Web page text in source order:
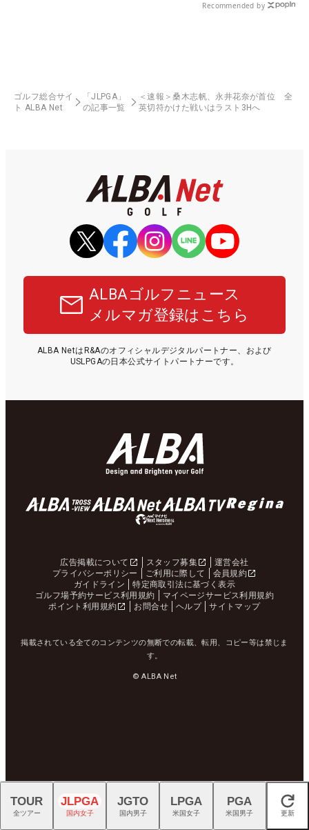
Recommended by
ゴルフ総合サイ
ト ALBA Net
「JLPGA」
の記事一覧
＜速報＞桑木志帆、永井花奈が首位 全
英切符かけた戦いはラスト3Hへ
ALBAゴルフニュース
メルマガ登録はこちら
ALBA NetはR&Aのオフィシャルデジタルパートナー、および
USLPGAの日本公式サイトパートナーです。
広告掲載について スタッフ募集
運営会社
プライバシーポリシー
ご利用に際して
会員規約
ガイドライン
特定商取引法に基づく表示
ゴルフ場予約サービス利用規約
マイページサービス利用規約
ポイント利用規約
お問合せ ヘルプ サイトマップ
掲載されている全てのコンテンツの無断での転載、転用、コピー等は禁じま
す。
© ALBA Net
閉じる
TOUR
全ツアー
JLPGA
国内女子
JGTO
国内男子
LPGA
米国女子
PGA
米国男子 更新